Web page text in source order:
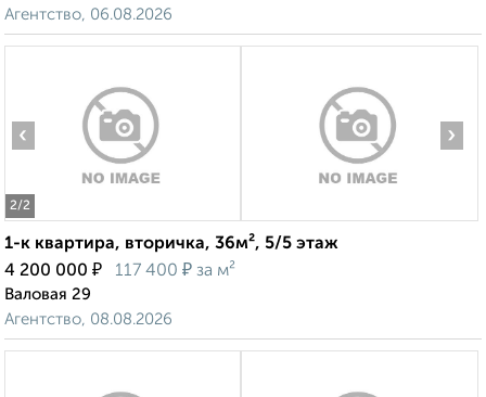
Агентство, 06.08.2026
2/2
‹ ›
1-к квартира, вторичка, 36м², 5/5 этаж
4 200 000 ₽ 117 400 ₽ за м²
Валовая 29
Агентство, 08.08.2026